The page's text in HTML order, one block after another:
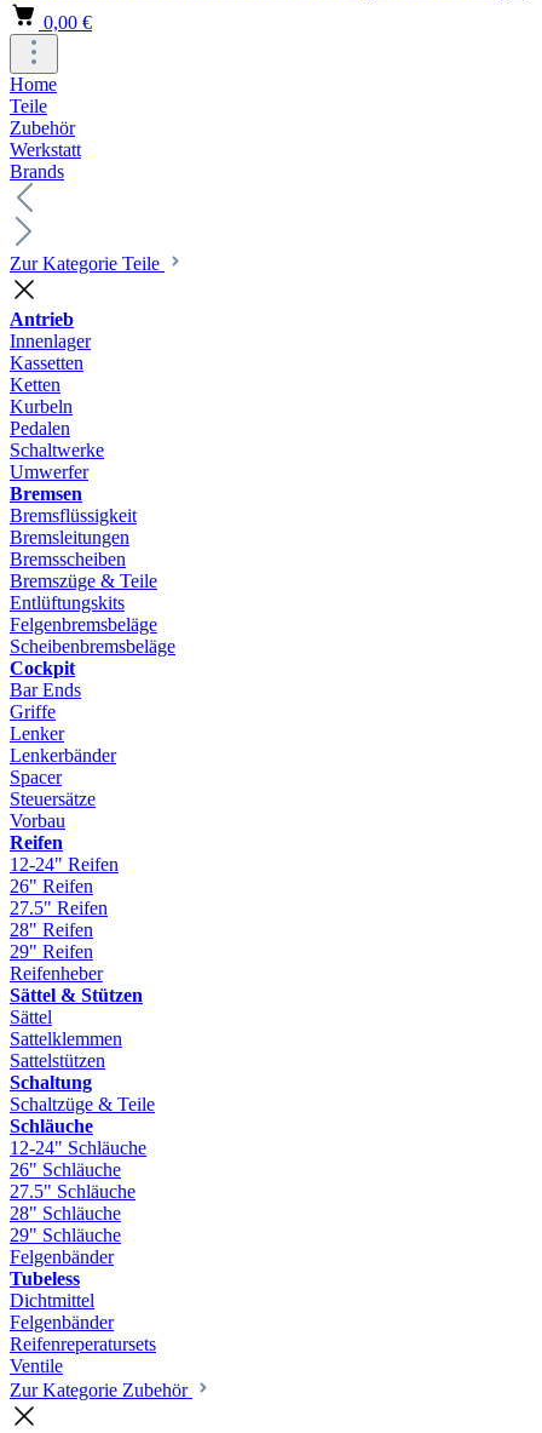
0,00 €
Home
Teile
Zubehör
Werkstatt
Brands
Zur Kategorie Teile
Antrieb
Innenlager
Kassetten
Ketten
Kurbeln
Pedalen
Schaltwerke
Umwerfer
Bremsen
Bremsflüssigkeit
Bremsleitungen
Bremsscheiben
Bremszüge & Teile
Entlüftungskits
Felgenbremsbeläge
Scheibenbremsbeläge
Cockpit
Bar Ends
Griffe
Lenker
Lenkerbänder
Spacer
Steuersätze
Vorbau
Reifen
12-24" Reifen
26" Reifen
27.5" Reifen
28" Reifen
29" Reifen
Reifenheber
Sättel & Stützen
Sättel
Sattelklemmen
Sattelstützen
Schaltung
Schaltzüge & Teile
Schläuche
12-24" Schläuche
26" Schläuche
27.5" Schläuche
28" Schläuche
29" Schläuche
Felgenbänder
Tubeless
Dichtmittel
Felgenbänder
Reifenreperatursets
Ventile
Zur Kategorie Zubehör